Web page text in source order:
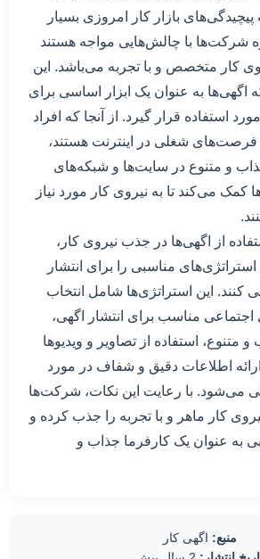
پیچیدگی‌های بازار کار امروزی بسیار
شرکت‌ها با چالش‌هایی مواجه هستند
کار متخصص و با تجربه می‌باشد. این
اگهی‌ها به عنوان یک ابزار اساسی برای
استفاده قرار گیرد. از آنجا که افراد
شغلی در اینترنت هستند،
و متنوع در سایت‌ها و شبکه‌های
کمک می‌کند تا به نیروی کار مورد نیاز
از اگهی‌ها در جذب نیروی کار،
استراتژی‌های مناسبی را برای انتشار
کنند. این استراتژی‌ها شامل انتخاب
مناسب برای انتشار اگهی،
متنوع، استفاده از تصاویر و ویدیوها
اطلاعات دقیق و شفاف در مورد
می‌شود. با رعایت این نکات، شرکت‌ها
کار ماهر و با تجربه را جذب کرده و
به عنوان یک کارفرما جذاب و
منبع: اگهی کار